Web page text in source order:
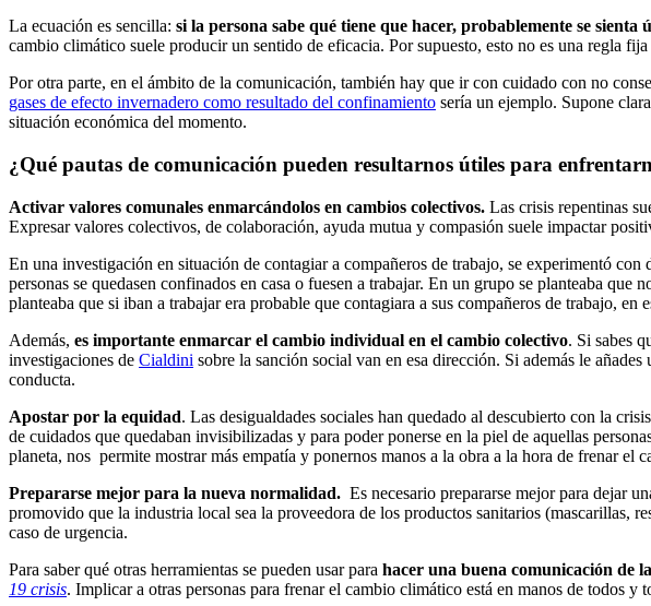
La ecuación es sencilla: si la persona sabe qué tiene que hacer, probablemente se sienta
cambio climático suele producir un sentido de eficacia. Por supuesto, esto no es una regla
Por otra parte, en el ámbito de la comunicación, también hay que ir con cuidado con no
gases de efecto invernadero como resultado del confinamiento sería un ejemplo. Supone
situación económica del momento.
¿Qué pautas de comunicación pueden resultarnos útiles para
Activar valores comunales enmarcándolos en cambios colectivos. Las crisis repentinas
Expresar valores colectivos, de colaboración, ayuda mutua y compasión suele impactar
En una investigación en situación de contagiar a compañeros de trabajo, se experimentó
personas se quedasen confinados en casa o fuesen a trabajar. En un grupo se planteaba
planteaba que si iban a trabajar era probable que contagiara a sus compañeros de trabajo,
Además, es importante enmarcar el cambio individual en el cambio colectivo. Si sabes
investigaciones de Cialdini sobre la sanción social van en esa dirección. Si además le
conducta.
Apostar por la equidad. Las desigualdades sociales han quedado al descubierto con la
de cuidados que quedaban invisibilizadas y para poder ponerse en la piel de aquellas
planeta, nos permite mostrar más empatía y ponernos manos a la obra a la hora de frenar el
Prepararse mejor para la nueva normalidad. Es necesario prepararse mejor para dejar
promovido que la industria local sea la proveedora de los productos sanitarios (mascarillas,
caso de urgencia.
Para saber qué otras herramientas se pueden usar para hacer una buena comunicación de
19 crisis. Implicar a otras personas para frenar el cambio climático está en manos de todos y